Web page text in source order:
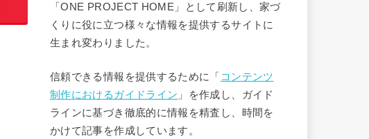
「ONE PROJECT HOME」として刷新し、家づ
くりに役に立つ様々な情報を提供するサイトに
生まれ変わりました。
信頼できる情報を提供するために「 コンテンツ
制作におけるガイドライン 」を作成し、ガイド
ラインに基づき徹底的に情報を精査し、時間を
かけて記事を作成しています。